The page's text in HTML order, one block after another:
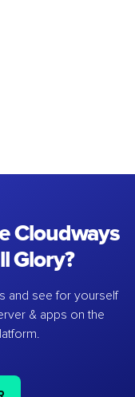
Cloudways
Glory?
and see for yourself
& apps on the